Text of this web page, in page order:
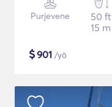
Purjevene
50 ft
15 m
$901 /yö